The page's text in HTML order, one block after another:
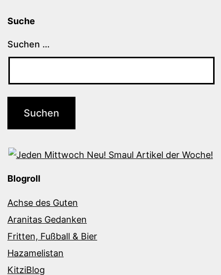
Suche
Suchen …
Blogroll
Achse des Guten
Aranitas Gedanken
Fritten, Fußball & Bier
Hazamelistan
KitziBlog